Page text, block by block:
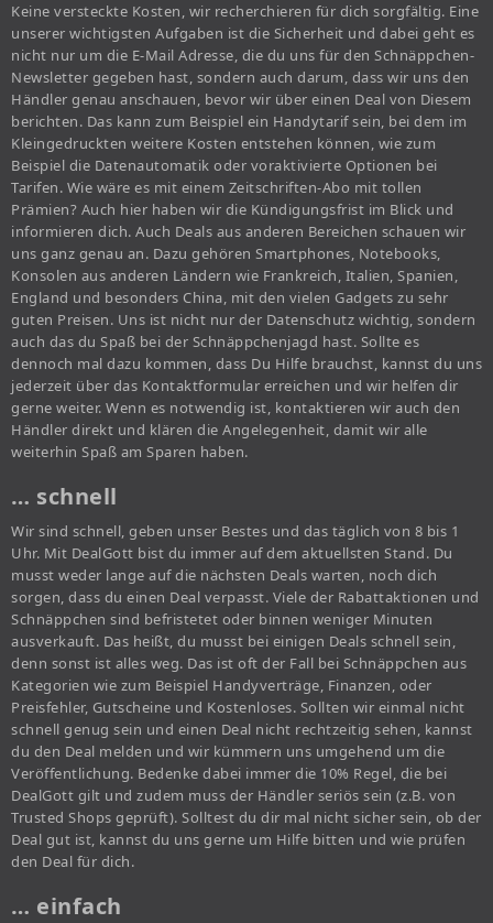
Keine versteckte Kosten, wir recherchieren für dich sorgfältig. Eine
unserer wichtigsten Aufgaben ist die Sicherheit und dabei geht es
nicht nur um die E-Mail Adresse, die du uns für den Schnäppchen-
Newsletter gegeben hast, sondern auch darum, dass wir uns den
Händler genau anschauen, bevor wir über einen Deal von Diesem
berichten. Das kann zum Beispiel ein Handytarif sein, bei dem im
Kleingedruckten weitere Kosten entstehen können, wie zum
Beispiel die Datenautomatik oder voraktivierte Optionen bei
Tarifen. Wie wäre es mit einem Zeitschriften-Abo mit tollen
Prämien? Auch hier haben wir die Kündigungsfrist im Blick und
informieren dich. Auch Deals aus anderen Bereichen schauen wir
uns ganz genau an. Dazu gehören Smartphones, Notebooks,
Konsolen aus anderen Ländern wie Frankreich, Italien, Spanien,
England und besonders China, mit den vielen Gadgets zu sehr
guten Preisen. Uns ist nicht nur der Datenschutz wichtig, sondern
auch das du Spaß bei der Schnäppchenjagd hast. Sollte es
dennoch mal dazu kommen, dass Du Hilfe brauchst, kannst du uns
jederzeit über das Kontaktformular erreichen und wir helfen dir
gerne weiter. Wenn es notwendig ist, kontaktieren wir auch den
Händler direkt und klären die Angelegenheit, damit wir alle
weiterhin Spaß am Sparen haben.
… schnell
Wir sind schnell, geben unser Bestes und das täglich von 8 bis 1
Uhr. Mit DealGott bist du immer auf dem aktuellsten Stand. Du
musst weder lange auf die nächsten Deals warten, noch dich
sorgen, dass du einen Deal verpasst. Viele der Rabattaktionen und
Schnäppchen sind befristetet oder binnen weniger Minuten
ausverkauft. Das heißt, du musst bei einigen Deals schnell sein,
denn sonst ist alles weg. Das ist oft der Fall bei Schnäppchen aus
Kategorien wie zum Beispiel Handyverträge, Finanzen, oder
Preisfehler, Gutscheine und Kostenloses. Sollten wir einmal nicht
schnell genug sein und einen Deal nicht rechtzeitig sehen, kannst
du den Deal melden und wir kümmern uns umgehend um die
Veröffentlichung. Bedenke dabei immer die 10% Regel, die bei
DealGott gilt und zudem muss der Händler seriös sein (z.B. von
Trusted Shops geprüft). Solltest du dir mal nicht sicher sein, ob der
Deal gut ist, kannst du uns gerne um Hilfe bitten und wie prüfen
den Deal für dich.
… einfach